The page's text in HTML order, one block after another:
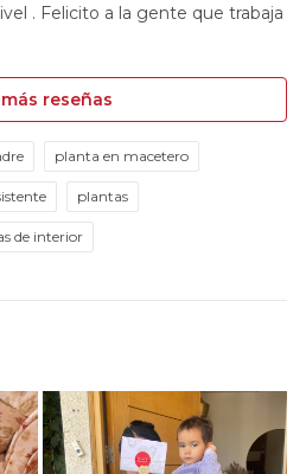
. Felicito a la gente que trabaja
reseñas
planta en macetero
plantas
de interior